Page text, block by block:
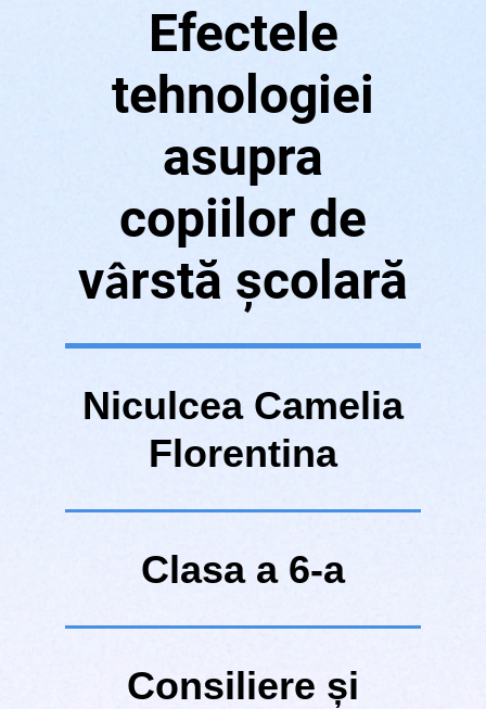
Efectele
tehnologiei
asupra
copiilor de
vârstă școlară
Niculcea Camelia
Florentina
Clasa a 6-a
Consiliere și